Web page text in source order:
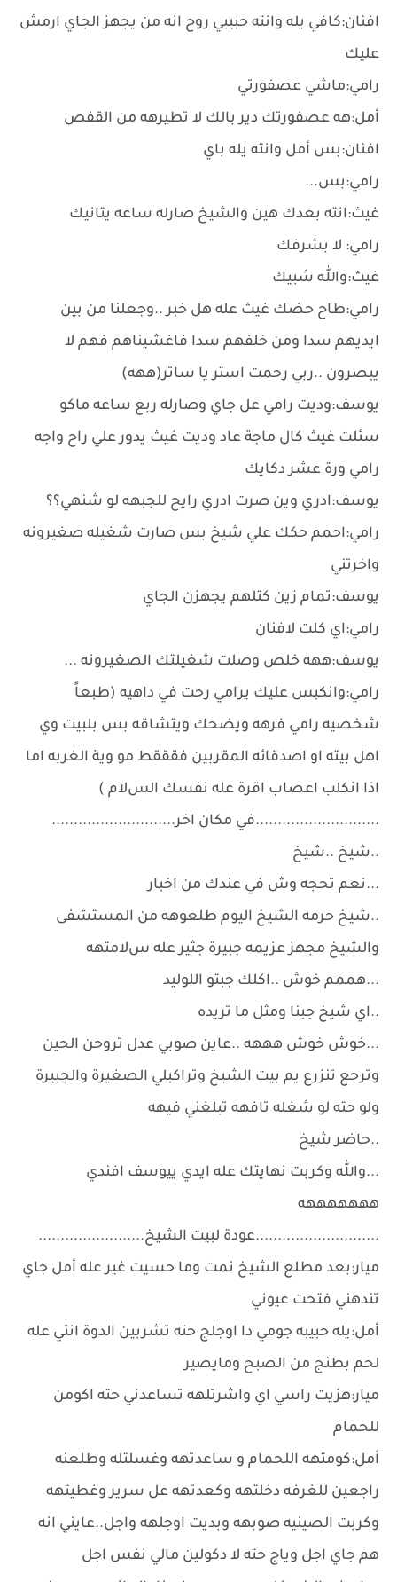
افنان:كافي يله وانته حبيبي روح انه من يجهز الجاي ارمش
عليك
رامي:ماشي عصفورتي
أمل:هه عصفورتك دير بالك لا تطيرهه من القفص
افنان:بس أمل وانته يله باي
رامي:بس...
غيث:انته بعدك هين والشيخ صارله ساعه يتانيك
رامي: ﻻ بشرفك
غيث:والله شبيك
رامي:طاح حضك غيث عله هل خبر ..وجعلنا من بين
ايديهم سدا ومن خلفهم سدا فاغشيناهم فهم ﻻ
يبصرون ..ربي رحمت استر يا ساتر(ههه)
يوسف:وديت رامي عل جاي وصارله ربع ساعه ماكو
سئلت غيث كال ماجة عاد وديت غيث يدور علي راح واجه
رامي ورة عشر دكايك
يوسف:ادري وين صرت ادري رايح للجبهه لو شنهي؟؟
رامي:احمم حكك علي شيخ بس صارت شغيله صغيرونه
واخرتني
يوسف:تمام زين كتلهم يجهزن الجاي
رامي:اي كلت لافنان
يوسف:ههه خلص وصلت شغيلتك الصغيرونه ...
رامي:وانكبس عليك يرامي رحت في داهيه (طبعاً
شخصيه رامي فرهه ويضحك ويتشاقه بس بلبيت وي
اهل بيته او اصدقائه المقربين فقققط مو وية الغربه اما
اذا انكلب اعصاب اقرة عله نفسك السﻻم )
............................في مكان اخر............................
..شيخ ..شيخ
...نعم تحجه وش في عندك من اخبار
..شيخ حرمه الشيخ اليوم طلعوهه من المستشفى
والشيخ مجهز عزيمه جبيرة جثير عله سﻻمتهه
...هممم خوش ..اكلك جبتو اللوليد
..اي شيخ جبنا ومثل ما تريده
...خوش خوش هههه ..عاين صوبي عدل تروحن الحين
وترجع تنزرع يم بيت الشيخ وتراكبلي الصغيرة والجبيرة
ولو حته لو شغله تافهه تبلغني فيهه
..حاضر شيخ
...والله وكربت نهايتك عله ايدي ييوسف افندي
هههههههه
............................عودة لبيت الشيخ........................
ميار:بعد مطلع الشيخ نمت وما حسيت غير عله أمل جاي
تندهني فتحت عيوني
أمل:يله حبيبه جومي دا اوجلج حته تشربين الدوة انتي عله
لحم بطنج من الصبح ومايصير
ميار:هزيت راسي اي واشرتلهه تساعدني حته اكومن
للحمام
أمل:كومتهه اللحمام و ساعدتهه وغسلتله وطلعنه
راجعين للغرفه دخلتهه وكعدتهه عل سرير وغطيتهه
وكربت الصينيه صوبهه وبديت اوجلهه واجل..عايني انه
هم جاي اجل وياج حته ﻻ دكولين مالي نفس اجل